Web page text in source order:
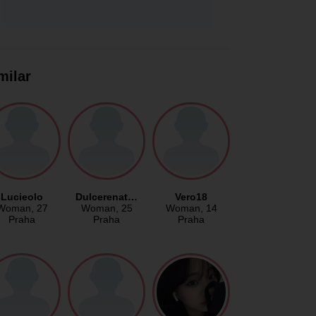
Lucieolo
, 27
Praha
Dulcerenat…
Woman, 25
Praha
Vero18
Woman, 14
Praha